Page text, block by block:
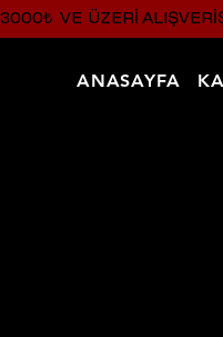
3000₺  VE  ÜZERI
ANASAYFA